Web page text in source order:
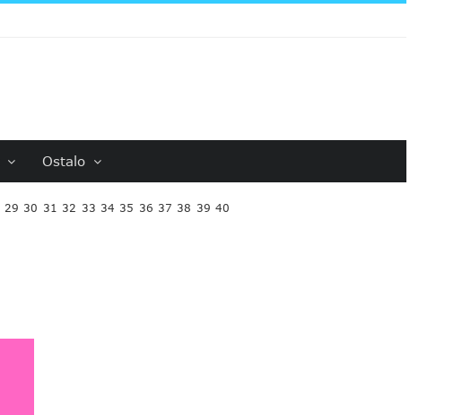
Ostalo
29 30 31 32 33 34 35 36 37 38 39 40